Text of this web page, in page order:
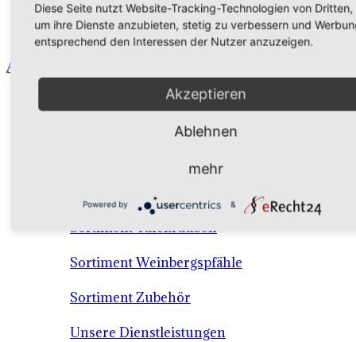
Die Unterlage als Grundlage der
Qualitätssicherung
Angebot - Sortiment - Verkauf - Shop
Verkaufssortiment Keltertrauben & Tafeltrauben
Sortiment Keltertraubensorten
Sortiment Tafeltrauben
Sortiment Weinbergspfähle
Sortiment Zubehör
Unsere Dienstleistungen
Diese Seite nutzt Website-Tracking-Technologien von Dritten,
um ihre Dienste anzubieten, stetig zu verbessern und
entsprechend den Interessen der Nutzer anzuzeigen.
Akzeptieren
Ablehnen
mehr
Powered by &